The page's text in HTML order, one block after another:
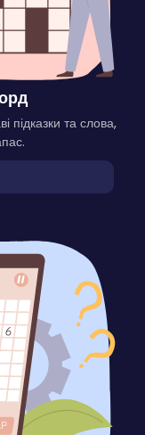
підказки та слова,